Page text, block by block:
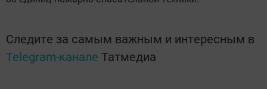
Следите за самым важным и интересным в
Telegram-канале Татмедиа